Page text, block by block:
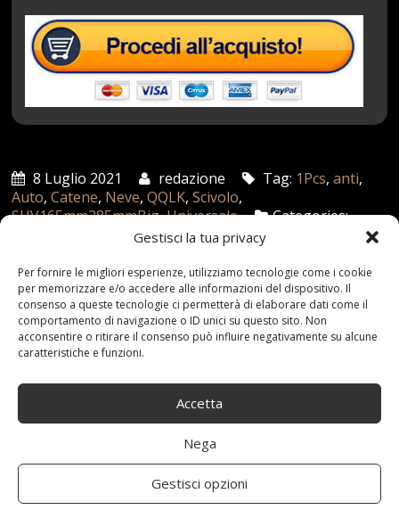
Gestisci la tua privacy
Per fornire le migliori esperienze, utilizziamo tecnologie come i cookie
per memorizzare e/o accedere alle informazioni del dispositivo. Il
consenso a queste tecnologie ci permetterà di elaborare dati come il
comportamento di navigazione o ID unici su questo sito. Non
acconsentire o ritirare il consenso può influire negativamente su alcune
caratteristiche e funzioni.
Accetta
Nega
Gestisci opzioni
8 Luglio 2021 redazione Tag: 1Pcs,anti,
Auto,Catene, Neve,QQLK,Scivolo,
SUV165mm285mmBig,Universale Categories:
Articoli recenti
Assicurazione auto e sostituzione lunotto: le cose
Range Rover: un’icona tra i luxury SUV
25 Novembre,2024